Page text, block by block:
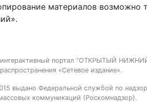
материалов возможно
портал “ОТКРЫТЫЙ
«Сетевое издание».
выдано Федеральной службой по
коммуникаций (Роскомнадзор).